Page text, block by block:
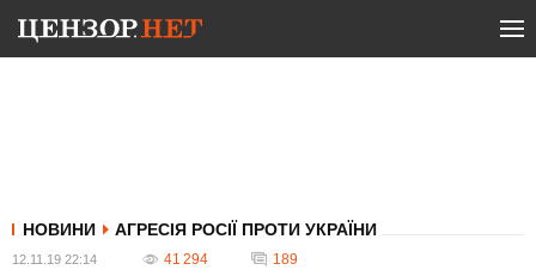
НОВИНИ АГРЕСІЯ РОСІЇ ПРОТИ УКРАЇНИ
12.11.19 22:14 41 294 189